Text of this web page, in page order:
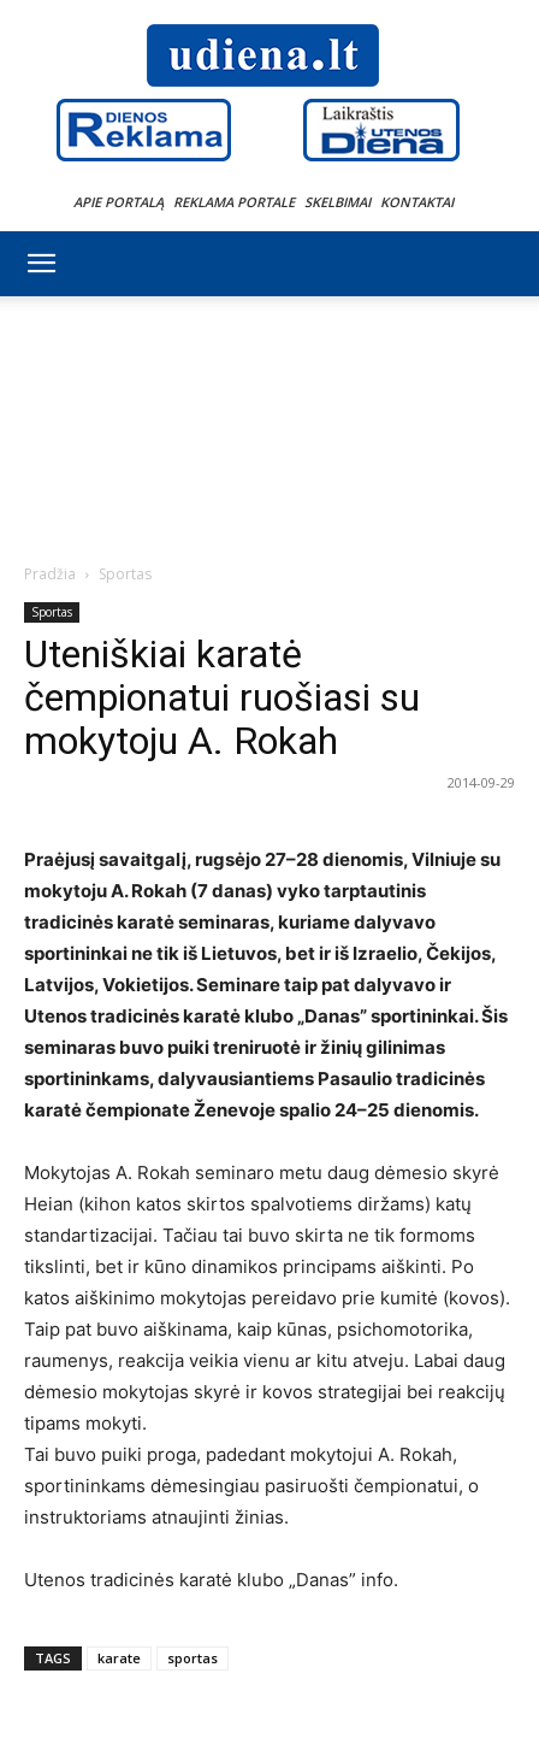
APIE PORTALĄ REKLAMA PORTALE SKELBIMAI KONTAKTAI
Pradžia Sportas
Sportas
Uteniškiai karatė
čempionatui ruošiasi su
mokytoju A. Rokah
2014-09-29
Praėjusį savaitgalį, rugsėjo 27–28 dienomis, Vilniuje su
mokytoju A. Rokah (7 danas) vyko tarptautinis
tradicinės karatė seminaras, kuriame dalyvavo
sportininkai ne tik iš Lietuvos, bet ir iš Izraelio, Čekijos,
Latvijos, Vokietijos. Seminare taip pat dalyvavo ir
Utenos tradicinės karatė klubo „Danas” sportininkai. Šis
seminaras buvo puiki treniruotė ir žinių gilinimas
sportininkams, dalyvausiantiems Pasaulio tradicinės
karatė čempionate Ženevoje spalio 24–25 dienomis.
Mokytojas A. Rokah seminaro metu daug dėmesio skyrė
Heian (kihon katos skirtos spalvotiems diržams) katų
standartizacijai. Tačiau tai buvo skirta ne tik formoms
tikslinti, bet ir kūno dinamikos principams aiškinti. Po
katos aiškinimo mokytojas pereidavo prie kumitė (kovos).
Taip pat buvo aiškinama, kaip kūnas, psichomotorika,
raumenys, reakcija veikia vienu ar kitu atveju. Labai daug
dėmesio mokytojas skyrė ir kovos strategijai bei reakcijų
tipams mokyti.
Tai buvo puiki proga, padedant mokytojui A. Rokah,
sportininkams dėmesingiau pasiruošti čempionatui, o
instruktoriams atnaujinti žinias.
Utenos tradicinės karatė klubo „Danas” info.
TAGS karate sportas